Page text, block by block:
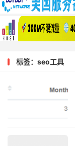
标签：seo工具